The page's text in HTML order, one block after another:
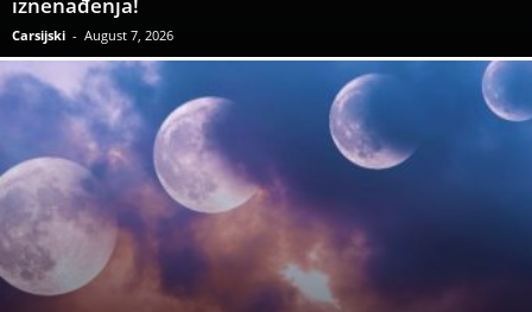
iznenađenja!
Carsijski - August 7, 2026